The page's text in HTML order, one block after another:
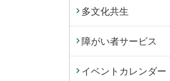
多文化共生
障がい者サービス
イベントカレンダー